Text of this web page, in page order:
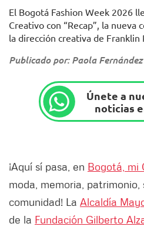
El Bogotá Fashion Week 2026
Creativo con “Recap”, la nueva
la dirección creativa de Franklin
Publicado por: Paola Fernández
Únete a
noticias
¡Aquí sí pasa, en Bogotá, mi
moda, memoria,
comunidad! La Alcaldía
de la Fundación Gilberto